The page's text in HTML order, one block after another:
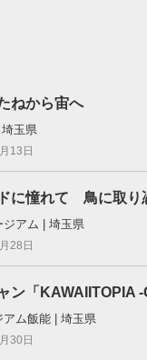
ねから宙へ
玉県
13日
に憧れて 鳥に取り
アム | 埼玉県
28日
ン「KAWAIITOPIA
ム飯能 | 埼玉県
30日